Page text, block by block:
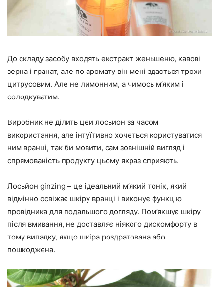
До складу засобу входять екстракт женьшеню, кавові
зерна і гранат, але по аромату він мені здається трохи
цитрусовим. Але не лимонним, а чимось м’яким і
солодкуватим.
Виробник не ділить цей лосьйон за часом
використання, але інтуїтивно хочеться користуватися
ним вранці, так би мовити, сам зовнішній вигляд і
спрямованість продукту цьому якраз сприяють.
Лосьйон ginzing – це ідеальний м’який тонік, який
відмінно освіжає шкіру вранці і виконує функцію
провідника для подальшого догляду. Пом’якшує шкіру
після вмивання, не доставляє ніякого дискомфорту в
тому випадку, якщо шкіра роздратована або
пошкоджена.